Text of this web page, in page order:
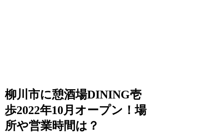
柳川市に憩酒場DINING壱
歩2022年10月オープン！場
所や営業時間は？